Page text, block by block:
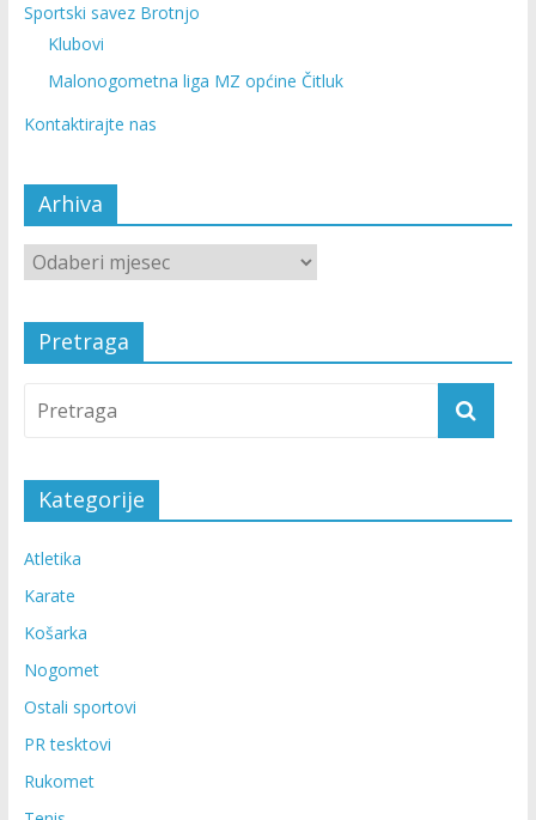
Sportski savez Brotnjo
Klubovi
Malonogometna liga MZ općine Čitluk
Kontaktirajte nas
Arhiva
Pretraga
Kategorije
Atletika
Karate
Košarka
Nogomet
Ostali sportovi
PR tesktovi
Rukomet